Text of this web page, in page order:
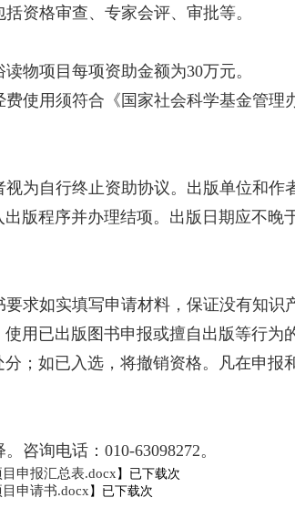
资格审查、专家会评、审批等。
物项目每项资助金额为30万元。
使用须符合《国家社会科学基金管
为自行终止资助协议。出版单位和
版程序并办理结项。出版日期应不晚
求如实填写申请材料，保证没有知
用已出版图书申报或擅自出版等行
；如已入选，将撤销资格。凡在申
咨询电话：010-63098272。
申报汇总表.docx 】已下载次
申请书.docx】已下载次